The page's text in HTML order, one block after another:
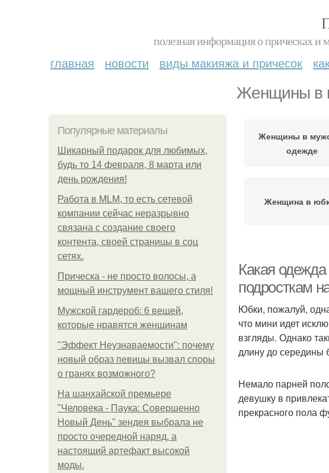
полезная информация о прическах и
главная новости виды макияжа и причесок
Женщины в
Популярные материалы
Шикарный подарок для любимых,
будь то 14 февраля, 8 марта или
день рождения!
Работа в MLM, то есть сетевой
компании сейчас неразрывно
связана с создание своего
контента, своей страницы в соц
сетях.
Прическа - не просто волосы, а
мощный инструмент вашего стиля!
Мужской гардероб: 6 вещей,
которые нравятся женщинам
"Эффект Неузнаваемости": почему
новый образ певицы вызвал споры
о гранях возможного?
На шанхайской премьере
"Человека - Паука: Совершенно
Новый День" зендея выбрала не
просто очередной наряд, а
настоящий артефакт высокой
моды.
Женщины в
одежде
Женщина в
Какая
подросткам
Юбки, пожалуй,
что мини идет
взгляды. Однако
длину до середины
Немало парней
девушку в
прекрасного пола